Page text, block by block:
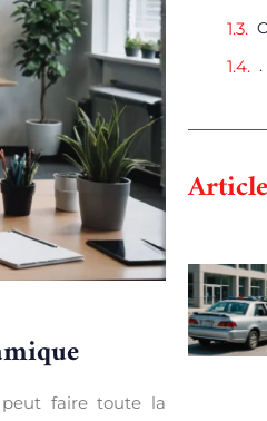
faire toute la